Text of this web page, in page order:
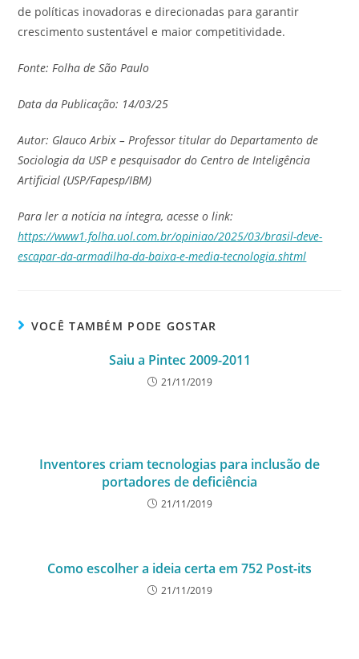
de políticas inovadoras e direcionadas para garantir
crescimento sustentável e maior competitividade.
Fonte: Folha de São Paulo
Data da Publicação: 14/03/25
Autor: Glauco Arbix – Professor titular do Departamento de
Sociologia da USP e pesquisador do Centro de Inteligência
Artificial (USP/Fapesp/IBM)
Para ler a notícia na íntegra, acesse o link:
https://www1.folha.uol.com.br/opiniao/2025/03/brasil-deve-
escapar-da-armadilha-da-baixa-e-media-tecnologia.shtml
VOCÊ TAMBÉM PODE GOSTAR
Saiu a Pintec 2009-2011
21/11/2019
Inventores criam tecnologias para inclusão de
portadores de deficiência
21/11/2019
Como escolher a ideia certa em 752 Post-its
21/11/2019